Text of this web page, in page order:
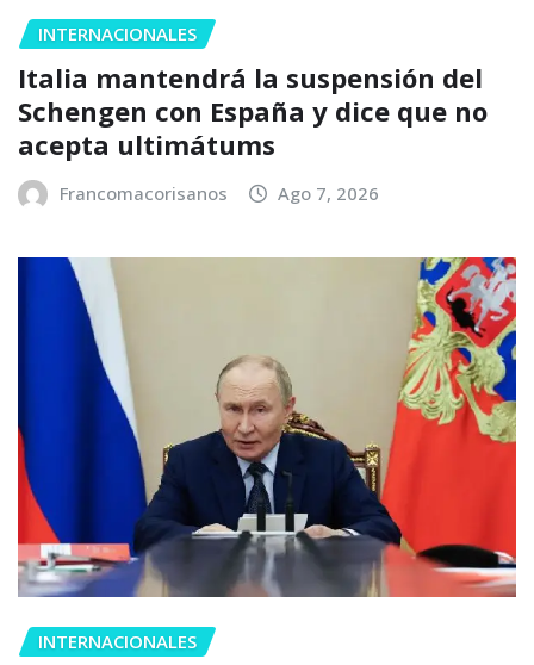
INTERNACIONALES
Italia mantendrá la suspensión del
Schengen con España y dice que no
acepta ultimátums
Francomacorisanos Ago 7, 2026
INTERNACIONALES